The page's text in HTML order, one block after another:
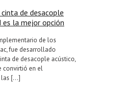
de desacople
es la mejor opción
de los
fue desarrollado
de desacople acústico,
convirtió en el
[…]